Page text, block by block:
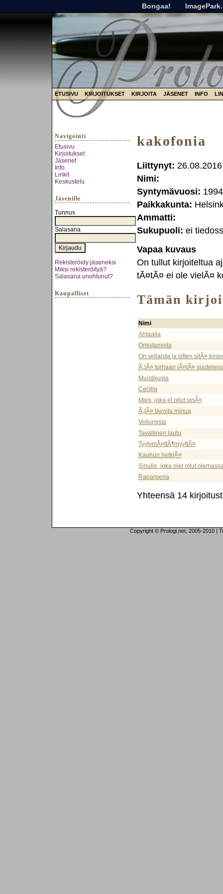
Bongaa!
ETUSIVU KIRJOITUKSET KIRJOITA JÄSENET INFO
Navigointi
Etusivu
Kirjoitukset
Jäsenet
Info
Linkit
Keskustelu
Jäsenille
Tunnus
Salasana
Rekisteröidy jäseneksi
Miksi rekisteröityä?
Salasana unohtunut?
Kaupalliset
kakofonia
Liittynyt:
Nimi:
Syntymävuosi: 1994
Paikkakunta:
Ammatti:
Sukupuoli: ei
Vapaa kuvaus
On tullut kirjoiteltua
tÃ¤tÃ¤ ei ole vielÃ¤
Tämän
Nimi
Ahtaalla
Omistamista
On sellaista ja sitten sitÃ¤
Ã„lÃ¤ turhaan jÃ¤tÃ¤
Muistikuvia
Cecilia
Mies, joka et ollut sinÃ¤
Ã„lÃ¤ tavoita minua
Vellomista
Tavallinen laulu
TyytymÃ¤ttÃ¶myyttÃ¤
Kauhun hetkiÃ¤
Sinulle, joka olet ollut
Raparperia
Yhteensä 14
Copyright © Prologi.net, 2005-2010 |